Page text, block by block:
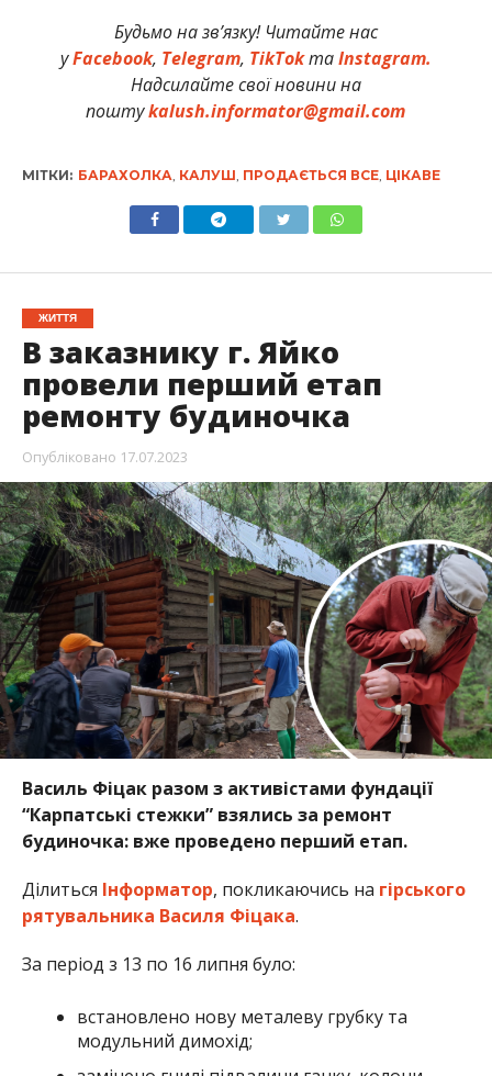
Будьмо на зв’язку! Читайте нас
уFacebook, Telegram, TikTokтаInstagram.
Надсилайте свої новини на
поштуkalush.informator@gmail.com
МІТКИ: БАРАХОЛКА КАЛУШ ПРОДАЄТЬСЯ ВСЕ, ЦІКАВЕ
ЖИТТЯ
В заказнику г. Яйко
провели перший етап
ремонту будиночка
Опубліковано 17.07.2023
Василь Фіцак разом з активістами фундації
“Карпатські стежки” взялись за ремонт
будиночка: вже проведено перший етап.
Ділиться Інформатор, покликаючись на гірського
рятувальника Василя Фіцака.
За період з 13 по 16 липня було:
встановлено нову металеву грубку та
модульний димохід;